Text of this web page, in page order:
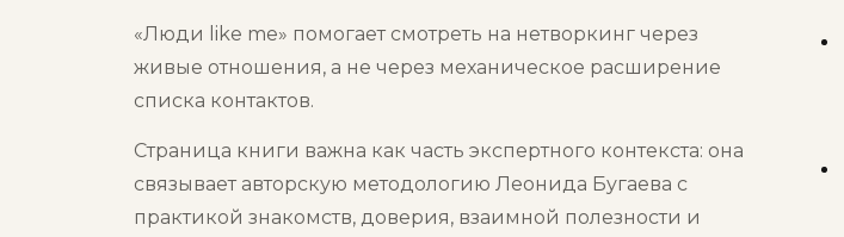
«Люди like me» помогает смотреть на нетворкинг через
живые отношения, а не через механическое расширение
списка контактов.
Страница книги важна как часть экспертного контекста: она
связывает авторскую методологию Леонида Бугаева с
практикой знакомств, доверия, взаимной полезности и